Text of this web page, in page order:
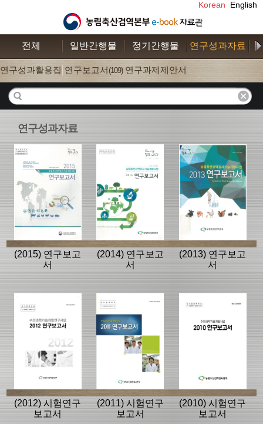
Korean English
전체 일반간행물 정기간행물 연구성과자료
연구성과활용집 (26)
연구보고서 (109) 연구과제제안서
연구성과자료
(2015) 연구보고
서
(2014) 연구보고
서
(2013) 연구보고
서
(2012) 시험연구
보고서
(2011) 시험연구
보고서
(2010) 시험연구
보고서